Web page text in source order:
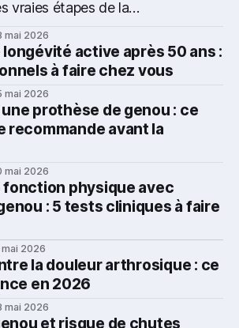
vraies étapes de la
une prothèse totale du
données de la recherche
conseils concrets pour les
mai 2026
active après 50 ans :
à faire chez vous
mai 2026
prothèse de genou : ce
recommande avant la
mai 2026
fonction physique avec
: 5 tests cliniques à faire
mai 2026
la douleur arthrosique : ce
en 2026
mai 2026
et risque de chutes